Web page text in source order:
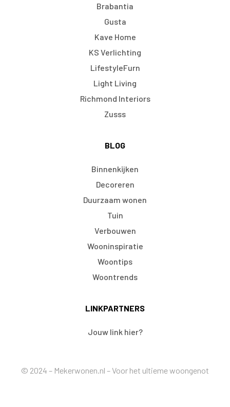
Brabantia
Gusta
Kave Home
KS Verlichting
LifestyleFurn
Light Living
Richmond Interiors
Zusss
BLOG
Binnenkijken
Decoreren
Duurzaam wonen
Tuin
Verbouwen
Wooninspiratie
Woontips
Woontrends
LINKPARTNERS
Jouw link hier?
© 2024 – Mekerwonen.nl – Voor het ultieme woongenot